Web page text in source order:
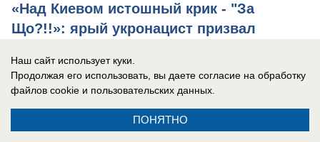
«Над Киевом истошный крик - "За
Що?!!»: ярый укронацист призвал
Украина"
Игорь Мосийчук* подтвердил использование
складов гипермаркетов в Незалежной для
тайного хранения вооружений.
Наш сайт использует куки.
Продолжая его использовать, вы даете согласие на обработку
файлов cookie и пользовательских данных.
ПОНЯТНО